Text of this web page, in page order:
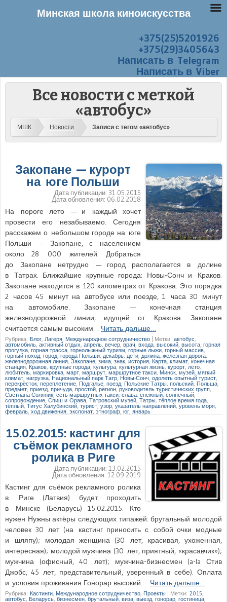
+375(25)5201926
+375(29)3405643
Написать в Telegram
Написать в Viber
Все новости с меткой
«автобус»
МШК Новости Записи с тегом «автобус»
Закопане — курорт
на юге Польши
Дата публикации: 31.05.2015
Дата обновления: 06.02.2018
На пороге лето — и каждый хочет
провести его незабываемо. Сегодня
расскажем о небольшом городе на юге
Польши — Закопане, с населением
около 28 000 жителей. Добраться
до Закопане нетрудно — город располагается в долине
в Татрах. Ближайшие крупные города: Новы-Сонч и Краков.
Закопане находится в 120 километрах от Кракова. Это порядка
2 часов 45 минут на автобусе или поезде, 1 часа 30 минут
на автомобиле. Закопане — конечная станция
железнодорожной линии, идущей от Кракова. Закопане
считается самым высоким… Читать дальше…
Рубрика: Блог Лагеря Международное сотрудничество Метки: автобус
автомобиль активный отдых, апрель вечер, врач входа высокий высота горная
прогулка горная трасса горнолыжный туризм ,горные лыжи горный массив
горный поход город города Польши декабрь , дети долина ,железная дорога
железнодорожная линия Закопане зима знак ,история Карта климат, конечная
станция, Краков крупные города культура культурная жизнь ,курорт лето
любитель ,маркировка март маршрут ,маршрутное такси Минск музей мягкий
климат нагрузка, Национальный парк Татр Новы-Сонч одолеть опытный турист
перекрёсток,переплетение Подгалье поезд Польские Татры польский Польша
предмет приезд причуда простой регион ,руководитель туристических групп
Светлана Соляник, сеть маршрутных такси, слава,снежный солнечный
сопровождение Спиш и Орава,Татровский музей, Татры тёплое время года
тёплый Титус Халубинский турист,узор указатель направлений уровень моря
февраль ход движения экспонат этнограф юг январь
15.02.2015: кастинг для
съёмок рекламного
ролика в Риге
Дата публикации: 13.02.2015
Дата обновления: 12.09.2019
Кастинг для съёмок рекламного ролика
в Риге (Латвия) будет проходить
в Минске (Беларусь) 15.02.2015. Кто
нужен Нужны актёры следующих типажей: брутальный молодой
человек 30 лет (на кастинг приносить с собой очки модные
и шляпу); молодая женщина (30 лет, красивая, ухоженная,
интересная); молодой мужчина (30 лет, приятный, «красавчик»);
мужчина (офисный, 40 лет); мужчина-бизнесмен (a-la Стив
Джобс, 45 лет, представительный, уверенный в себе). Оплата
и условия проживания Гонорар высокий.… Читать дальше…
Рубрика: Кастинги Международное сотрудничество Проекты Метки: 2015
автобус Беларусь бизнесмен, брутальный виза выезд гонорар гостиница
Минская школа киноискусства